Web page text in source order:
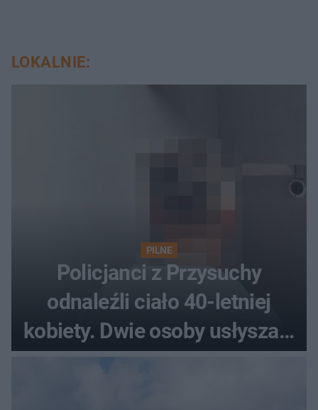
LOKALNIE:
PILNE
Policjanci z Przysuchy
odnaleźli ciało 40-letniej
kobiety. Dwie osoby usłyszały
zarzut zabójstwa